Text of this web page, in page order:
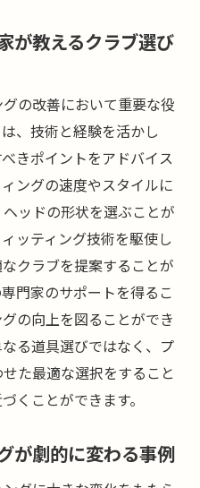
が教えるクラブ選び
の改善において重要な役
、技術と経験を活かし
きポイントをアドバイス
ングの速度やスタイルに
ッドの形状を選ぶことが
ッティング技術を駆使し
クラブを提案することが
門家のサポートを得るこ
の向上を図ることができ
る道具選びではなく、プ
た最適な選択をすること
くことができます。
が劇的に変わる事例